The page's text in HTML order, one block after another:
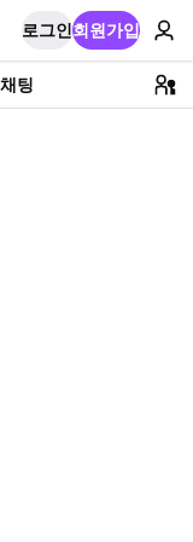
로그인회원가입
팅